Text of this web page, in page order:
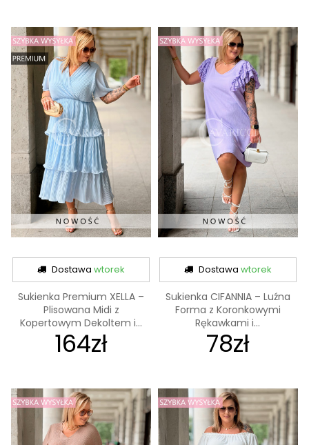
Dostawawtorek
Sukienka Premium XELLA –
Plisowana Midi z
Kopertowym Dekoltem i...
164zł
Dostawa wtorek
Sukienka CIFANNIA – Luźna
Forma z Koronkowymi
Rękawkami i...
78zł